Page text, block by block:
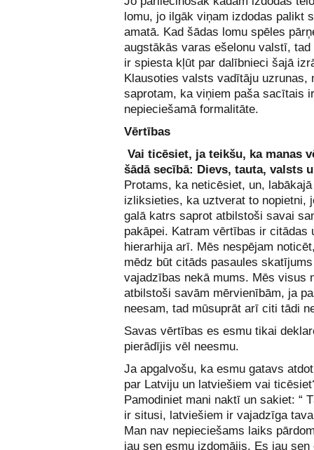
lomu, jo ilgāk viņam izdodas palikt
amatā. Kad šādas lomu spēles
augstākās varas ešelonu valstī, tad
ir spiesta kļūt par dalībnieci šajā
Klausoties valsts vadītāju uzrunas,
saprotam, ka viņiem paša sacītais
nepieciešamā formalitāte.
Vērtības
Vai ticēsiet, ja teikšu, ka manas
šādā secībā: Dievs, tauta, valsts
Protams, ka neticēsiet, un,
izliksieties, ka uztverat to nopietni,
galā katrs saprot atbilstoši savai
pakāpei. Katram vērtības ir citādas
hierarhija arī. Mēs nespējam
mēdz būt citāds pasaules
vajadzības nekā mums. Mēs visus
atbilstoši savām mērvienībām, ja
neesam, tad mūsuprāt arī citi tādi
Savas vērtības es esmu tikai
pierādījis vēl neesmu.
Ja apgalvošu, ka esmu gatavs
par Latviju un latviešiem vai
Pamodiniet mani naktī un sakiet: “
ir situsi, latviešiem ir vajadzīga
Man nav nepieciešams laiks
jau sen esmu izdomājis. Es jau sen